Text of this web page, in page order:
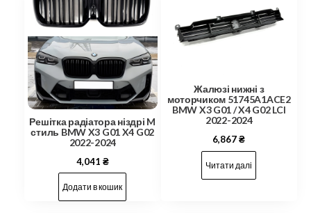
Решітка радіатора ніздрі M
стиль BMW X3 G01 X4 G02
2022-2024
4,041 ₴
Додати в кошик
Жалюзі нижні з
моторчиком 51745A1ACE2
BMW X3 G01 / X4 G02 LCI
2022-2024
6,867₴
Читати далі